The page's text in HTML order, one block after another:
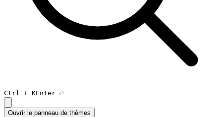
Ctrl + KEnter ⏎
Ouvrir le panneau de thèmes